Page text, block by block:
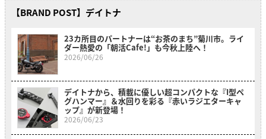
【BRAND POST】デイトナ
23カ所目のパートナーは“お茶のまち”菊川市。ライ
ダー熱愛の「朝活Cafe!」も今秋上陸へ！
2026/06/26
デイトナから、積載に優しい超コンパクトな『I型ペ
グハンマー』＆水回りを彩る『赤いラジエターキャ
ップ』が新登場！
2026/06/23